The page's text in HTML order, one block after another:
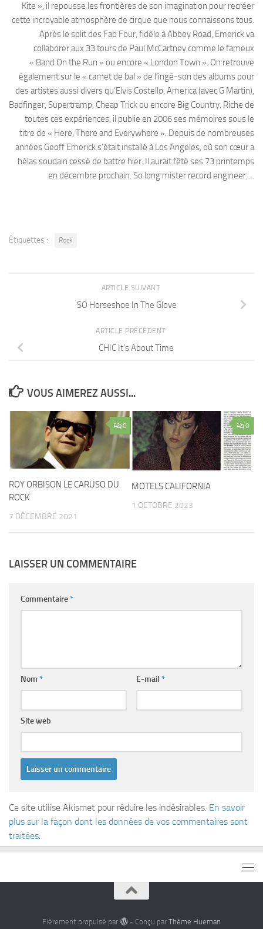
Kite », il repousse les frontières de son imagination pour recréer
cette incroyable atmosphère de cirque que nous connaissons tous.
Après le split des Fab Four, fidèle à Abbey Road, Emerick va
collaborer aux 33 tours de Paul McCartney comme le fameux
« Band On the Run » ou encore « London Town ». On retrouve
également sur le « carnet de bal » de l’ingé-son des albums pour
des artistes aussi divers qu’Elvis Costello, America (avec G Martin),
Badfinger, Supertramp, Cheap Trick ou encore Big Country. Riche de
toutes ces expériences, il publie en 2006 ses mémoires sous le
titre de « Here, There and Everywhere ». Depuis de nombreuses
années Geoff Emerick s’était installé à Los Angeles, où son cœur a
hélas soudain cessé de battre hier. Il aurait fêté ses 73 printemps
en décembre prochain. So long mister record engineer….
Étiquettes : Rock
ARTICLE SUIVANT
SO Horseshoe In The Glove
ARTICLE PRÉCÉDENT
CHIC It’s About Time
VOUS AIMEREZ AUSSI...
0
ROY ORBISON LE CARUSO DU
ROCK
7 DÉCEMBRE 2021
0
MOTELS CALIFORNIA
1 OCTOBRE 2023
LAISSER UN COMMENTAIRE
Commentaire*
Nom * E-mail *
Site web
Ce site utilise Akismet pour réduire les indésirables. En savoir
plus sur la façon dont les données de vos commentaires sont
traitées.
Fièrement propulsé par - Conçu par Thème Hueman